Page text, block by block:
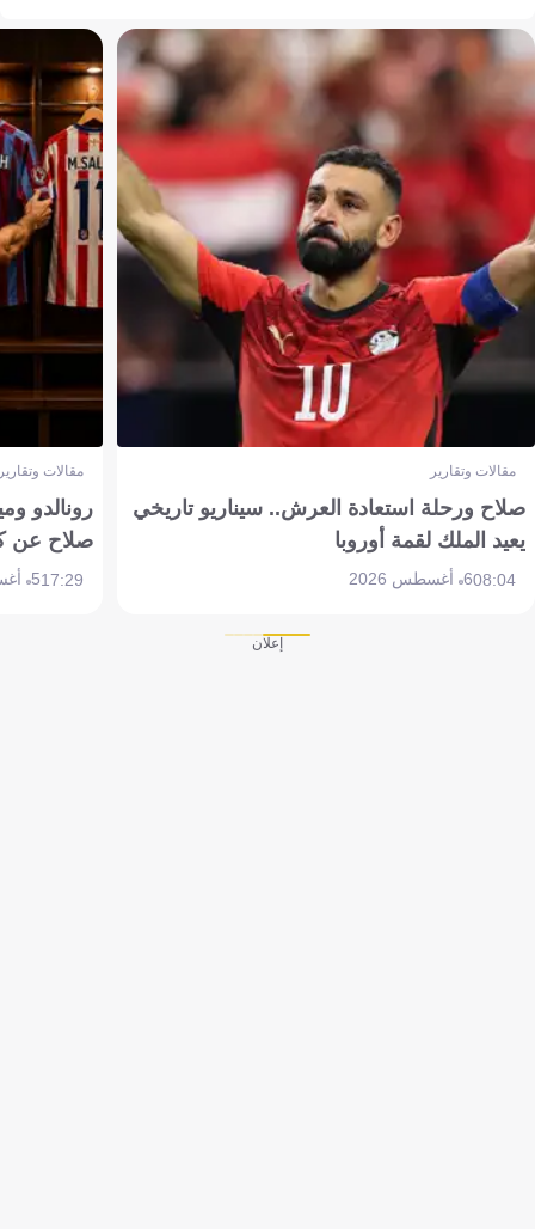
مقالات وتقارير
صلاح ورحلة استعادة العرش.. سيناريو تاريخي
يعيد الملك لقمة أوروبا
08:046 أغسطس 2026
مقالات
رونالدو
صلاح عن
17:295 أغسطس 2026
إعلان